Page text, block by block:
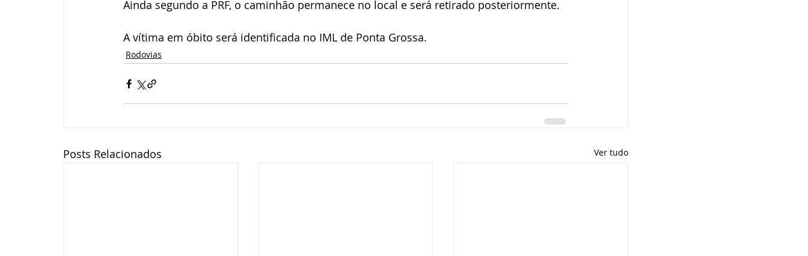
Ainda segundo a PRF, o caminhão permanece no local e será retirado posteriormente.
A vítima em óbito será identificada no IML de Ponta Grossa.
Rodovias
Posts Relacionados Ver tudo